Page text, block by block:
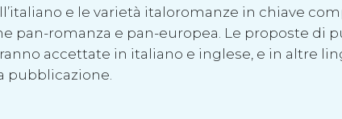
e le varietà italoromanze in chiave
pan-romanza e pan-europea. Le proposte di
accettate in italiano e inglese, e in altre
pubblicazione.